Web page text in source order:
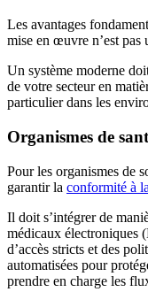
Les avantages
mise en œuvre n’est pas
Un système moderne
de votre secteur en
particulier dans les
Organismes de
Pour les organismes de
garantir la conformité à
Il doit s’intégrer de
médicaux électroniques
d’accès stricts et des
automatisées pour
prendre en charge les